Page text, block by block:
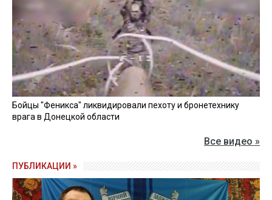
Бойцы "Феникса" ликвидировали пехоту и бронетехнику
врага в Донецкой области
Все видео »
ПУБЛИКАЦИИ »